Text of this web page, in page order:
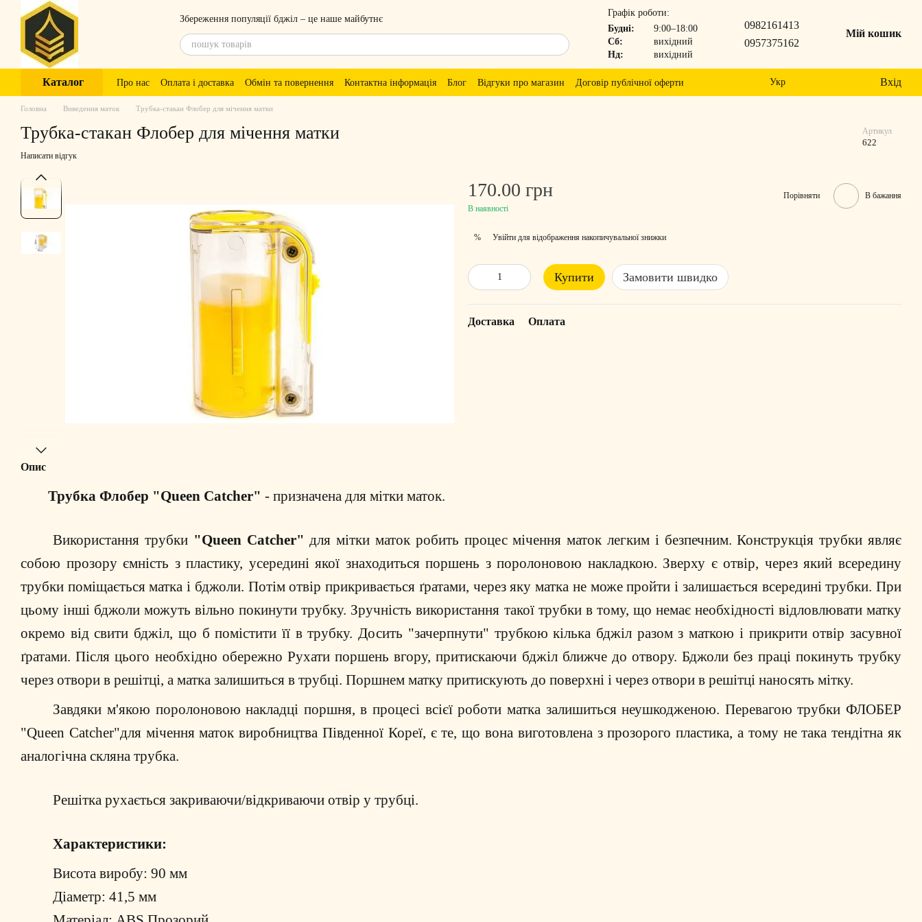
Перейти до основного контенту
Збереження популяції бджіл – це наше майбутнє
Графік роботи:
Будні:
9:00–18:00
Сб:
вихідний
Нд:
вихідний
0982161413
0957375162
Мій кошик
Каталог Про нас Оплата і доставка Обмін та повернення Контактна інформація Блог Відгуки про магазин Договір публічної оферти Укр Вхід
Головна Виведення маток Трубка-стакан Флобер для мічення матки
Трубка-стакан Флобер для мічення матки Артикул
622
Написати відгук
170.00 грн
В наявності
Порівняти В бажання
% Увійти для відображення накопичувальної знижки
Купити Замовити швидко
Доставка Оплата
Опис
Трубка Флобер "Queen Catcher" - призначена для мітки маток.
Використання трубки "Queen Catcher"для мітки маток робить процес мічення маток легким і безпечним. Конструкція трубки являє
собою прозору ємність з пластику, усередині якої знаходиться поршень з поролоновою накладкою. Зверху є отвір, через який всередину
трубки поміщається матка і бджоли. Потім отвір прикривається ґратами, через яку матка не може пройти і залишається всередині трубки. При
цьому інші бджоли можуть вільно покинути трубку. Зручність використання такої трубки в тому, що немає необхідності відловлювати матку
окремо від свити бджіл, що б помістити її в трубку. Досить "зачерпнути" трубкою кілька бджіл разом з маткою і прикрити отвір засувної
ґратами. Після цього необхідно обережно Рухати поршень вгору, притискаючи бджіл ближче до отвору. Бджоли без праці покинуть трубку
через отвори в решітці, а матка залишиться в трубці. Поршнем матку притискують до поверхні і через отвори в решітці наносять мітку.
Завдяки м'якою поролоновою накладці поршня, в процесі всієї роботи матка залишиться неушкодженою. Перевагою трубки ФЛОБЕР
"Queen Catcher"для мічення маток виробництва Південної Кореї, є те, що вона виготовлена з прозорого пластика, а тому не така тендітна як
аналогічна скляна трубка.
Решітка рухається закриваючи/відкриваючи отвір у трубці.
Характеристики:
Висота виробу: 90 мм
Діаметр: 41,5 мм